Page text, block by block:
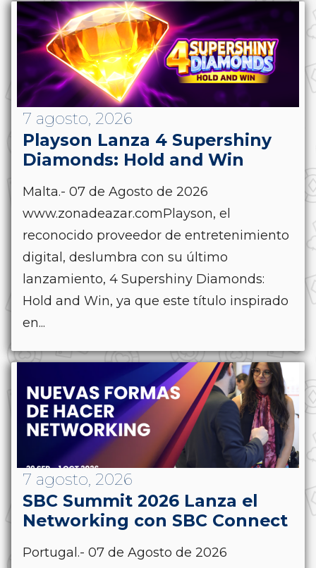
7 agosto, 2026
Playson Lanza 4 Supershiny
Diamonds: Hold and Win
Malta.- 07 de Agosto de 2026
www.zonadeazar.comPlayson, el
reconocido proveedor de entretenimiento
digital, deslumbra con su último
lanzamiento, 4 Supershiny Diamonds:
Hold and Win, ya que este título inspirado
en...
7 agosto, 2026
SBC Summit 2026 Lanza el
Networking con SBC Connect
Portugal.- 07 de Agosto de 2026